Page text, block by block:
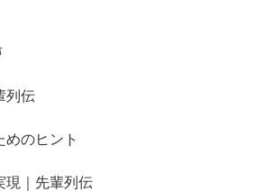
列伝
めのヒント
現｜先輩列伝